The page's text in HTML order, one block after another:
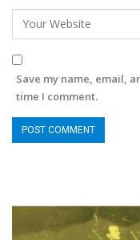
Save my name, email,
time I comment.